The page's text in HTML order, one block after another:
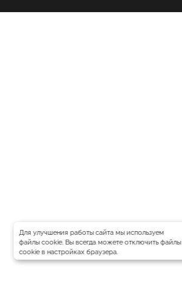
Для улучшения работы сайта мы используем
файлы cookie. Вы всегда можете отключить файлы
cookie в настройках браузера.